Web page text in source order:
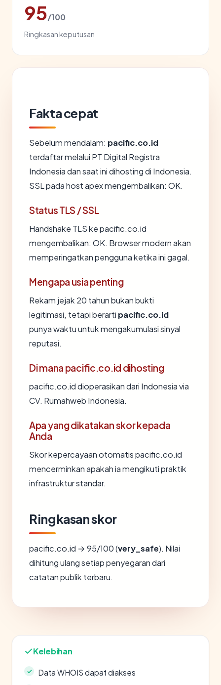
95/100
Ringkasan keputusan
Fakta cepat
Sebelum mendalam: pacific.co.id
terdaftar melalui PT Digital Registra
Indonesia dan saat ini dihosting di Indonesia.
SSL pada host apex mengembalikan: OK.
Status TLS / SSL
Handshake TLS ke pacific.co.id
mengembalikan: OK. Browser modern akan
memperingatkan pengguna ketika ini gagal.
Mengapa usia penting
Rekam jejak 20 tahun bukan bukti
legitimasi, tetapi berarti pacific.co.id
punya waktu untuk mengakumulasi sinyal
reputasi.
Di mana pacific.co.id dihosting
pacific.co.id dioperasikan dari Indonesia via
CV. Rumahweb Indonesia.
Apa yang dikatakan skor kepada
Anda
Skor kepercayaan otomatis pacific.co.id
mencerminkan apakah ia mengikuti praktik
infrastruktur standar.
Ringkasan skor
pacific.co.id → 95/100 (very_safe). Nilai
dihitung ulang setiap penyegaran dari
catatan publik terbaru.
Kelebihan
Data WHOIS dapat diakses